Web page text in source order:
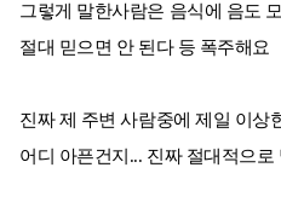
그렇게 말한사람은 음식에 음도
절대 믿으면 안 된다 등 폭주해요
진짜 제 주변 사람중에 제일 이상
어디 아픈건지... 진짜 절대적으